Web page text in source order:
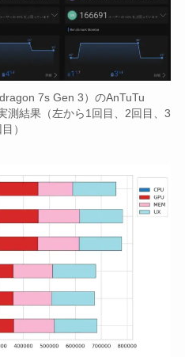
7s Gen 3）のAnTuTu
測結果（左から1回目、2回目、3
）